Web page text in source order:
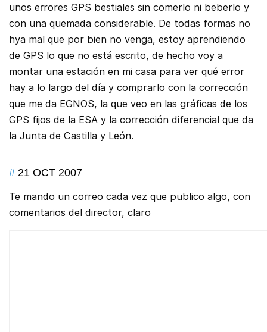
unos errores GPS bestiales sin comerlo ni beberlo y
con una quemada considerable. De todas formas no
hya mal que por bien no venga, estoy aprendiendo
de GPS lo que no está escrito, de hecho voy a
montar una estación en mi casa para ver qué error
hay a lo largo del día y comprarlo con la corrección
que me da EGNOS, la que veo en las gráficas de los
GPS fijos de la ESA y la corrección diferencial que da
la Junta de Castilla y León.
# 21 OCT 2007
Te mando un correo cada vez que publico algo, con
comentarios del director, claro